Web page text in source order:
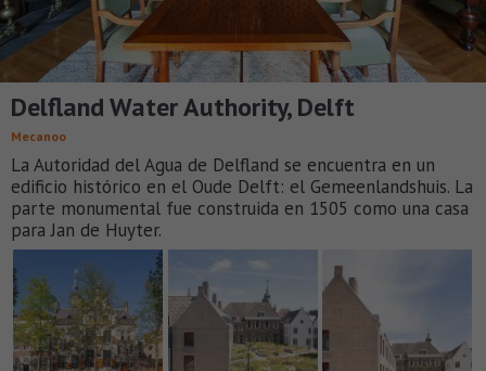
Delfland Water Authority, Delft
Mecanoo
La Autoridad del Agua de Delfland se encuentra en un
edificio histórico en el Oude Delft: el Gemeenlandshuis. La
parte monumental fue construida en 1505 como una casa
para Jan de Huyter.